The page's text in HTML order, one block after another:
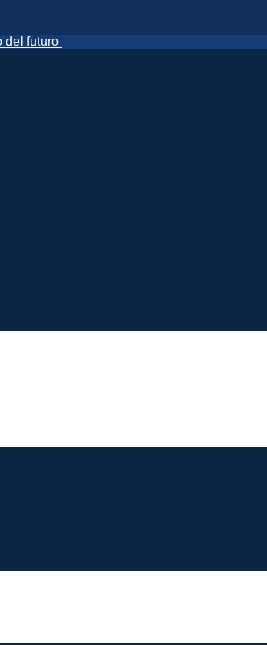
del futuro